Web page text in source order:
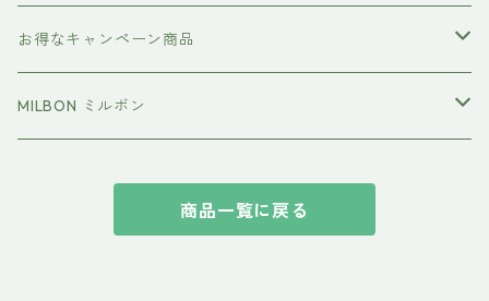
イクエイブ キッズ プリンセス
お得なキャンペーン商品
おすすめセット
MILBON ミルボン
suwae（スワエ） 髪の柔軟剤
商品一覧に戻る